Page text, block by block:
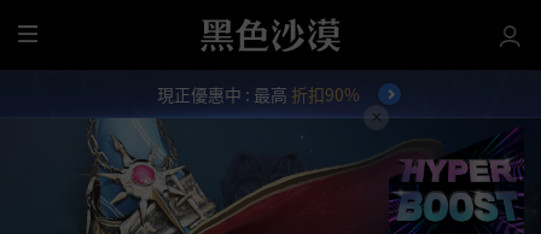
全
部
現正優惠中 : 最高 折扣90%